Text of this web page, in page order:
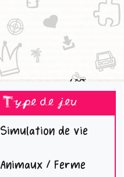
Type de jeu
Simulation de vie
Animaux / Ferme